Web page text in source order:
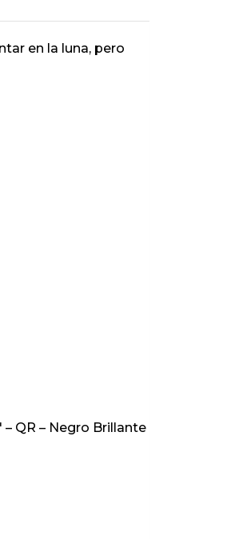
en la luna, pero
– QR – Negro Brillante